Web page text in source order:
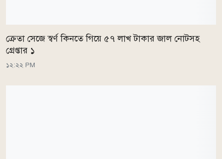
ক্রেতা সেজে স্বর্ণ কিনতে গিয়ে ৫৭ লাখ টাকার জাল নোটসহ
গ্রেপ্তার ১
১২:২২ PM